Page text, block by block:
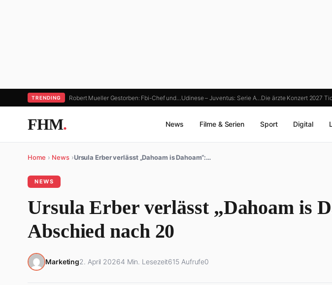
TRENDING Robert Mueller Gestorben: Fbi-Chef und… Udinese – Juventus: Serie A… Die ärzte Konzert 2027
FHM. News Filme & Serien Sport Digital
Home › News ›Ursula Erber verlässt „Dahoam is Dahoam“:…
NEWS
Ursula Erber verlässt „Dahoam is
Abschied nach 20
Marketing2. April 20264 Min. Lesezeit615 Aufrufe0